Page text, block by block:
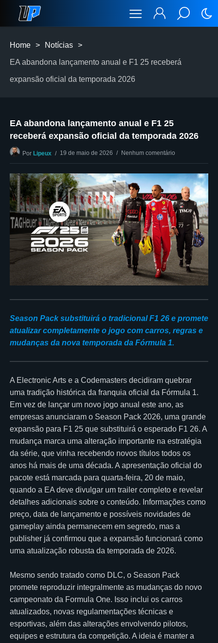
Home > Notícias >
EA abandona lançamento anual e F1 25 receberá
expansão oficial da temporada 2026
EA abandona lançamento anual e F1 25
receberá expansão oficial da temporada 2026
Por Lipeux 19 de maio de 2026 Nenhum comentário
Season Pack substituirá o tradicional F1 26 e promete
atualizar completamente o jogo com carros, regras e
mudanças da nova temporada da Fórmula 1.
A Electronic Arts e a Codemasters decidiram quebrar
uma tradição histórica da franquia oficial da Fórmula 1.
Em vez de lançar um novo jogo anual este ano, as
empresas anunciaram o Season Pack 2026, uma grande
expansão para F1 25 que substituirá o esperado F1 26. A
mudança marca uma alteração importante na estratégia
da série, que vinha recebendo novos títulos todos os
anos há mais de uma década. A apresentação oficial do
pacote está marcada para quarta-feira, 20 de maio,
quando a EA deve divulgar um trailer completo e revelar
detalhes adicionais sobre o conteúdo. Informações como
preço, data de lançamento e possíveis novidades de
gameplay ainda permanecem em segredo, mas a
publisher já confirmou que a expansão funcionará como
uma atualização robusta da temporada de 2026.
Mesmo sendo tratado como DLC, o Season Pack
promete reproduzir integralmente as mudanças do novo
campeonato da Formula One. Isso inclui os carros
atualizados, novas regulamentações técnicas e
esportivas, além das alterações envolvendo pilotos,
equipes e estrutura da competição. A ideia é manter a